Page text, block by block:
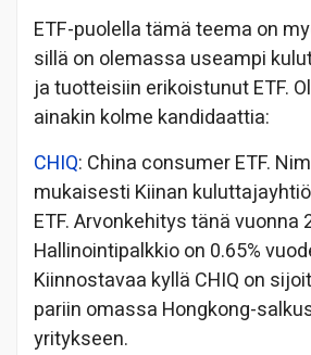
ETF-puolella tämä teema on
sillä on olemassa useampi
ja tuotteisiin erikoistunut ETF.
ainakin kolme kandidaattia:
CHIQ: China consumer ETF.
mukaisesti Kiinan
ETF. Arvonkehitys tänä vuonna
Hallinointipalkkio on 0.65%
Kiinnostavaa kyllä CHIQ on
pariin omassa Hongkong-
yritykseen.